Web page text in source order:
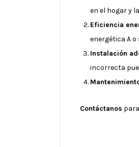
en el hogar y
Eficiencia
energética A o
Instalación
incorrecta
Contáctanos